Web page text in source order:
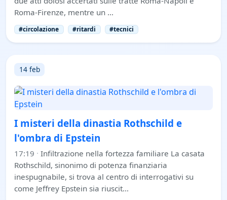
Roma-Firenze, mentre un …
#circolazione #ritardi #tecnici
14 feb
I misteri della dinastia Rothschild e
l'ombra di Epstein
17:19 · Infiltrazione nella fortezza familiare La casata
Rothschild, sinonimo di potenza finanziaria
inespugnabile, si trova al centro di interrogativi su
come Jeffrey Epstein sia riuscit…